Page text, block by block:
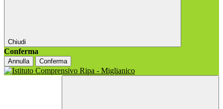
Chiudi
Conferma
Annulla Conferma